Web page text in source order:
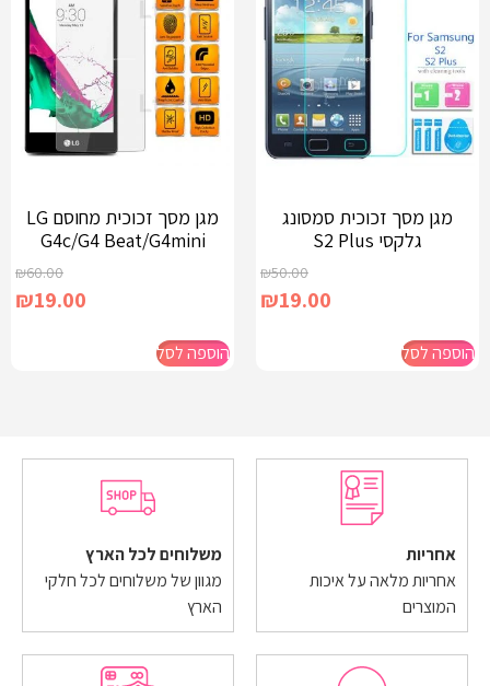
מגן מסך זכוכית סמסונג
גלקסי S2 Plus
₪50.00
₪19.00
הוספה לסל
מגן מסך זכוכית מחוסם LG
G4c/G4 Beat/G4mini
₪60.00
₪19.00
הוספה לסל
אחריות
אחריות מלאה על איכות
המוצרים
משלוחים לכל הארץ
מגוון של משלוחים לכל חלקי
הארץ